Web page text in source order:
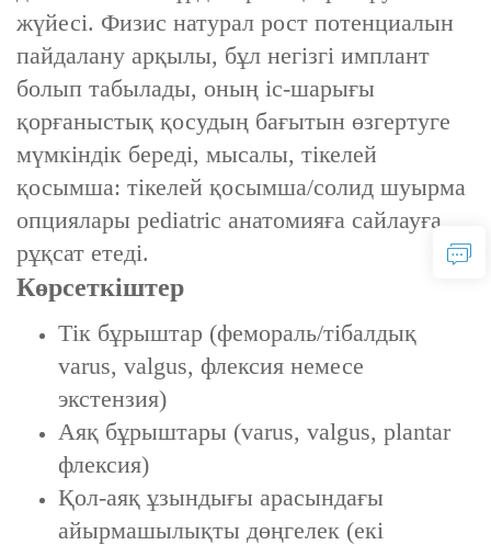
жүйесі. Физис натурал рост потенциалын
пайдалану арқылы, бұл негізгі имплант
болып табылады, оның іс-шарығы
қорғаныстық қосудың бағытын өзгертуге
мүмкіндік береді, мысалы, тікелей
қосымша: тікелей қосымша/солид шуырма
опциялары pediatric анатомияға сайлауға
рұқсат етеді.
Көрсеткіштер
Тік бұрыштар (фемораль/тібалдық
varus, valgus, флексия немесе
экстензия)
Аяқ бұрыштары (varus, valgus, plantar
флексия)
Қол-аяқ ұзындығы арасындағы
айырмашылықты дөңгелек (екі